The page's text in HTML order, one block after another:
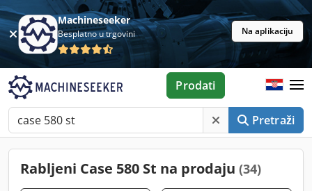
Machineseeker
Besplatno u trgovini Na aplikaciju
Pretraži
Prodati
Rabljeni Case 580 St na prodaju (34)